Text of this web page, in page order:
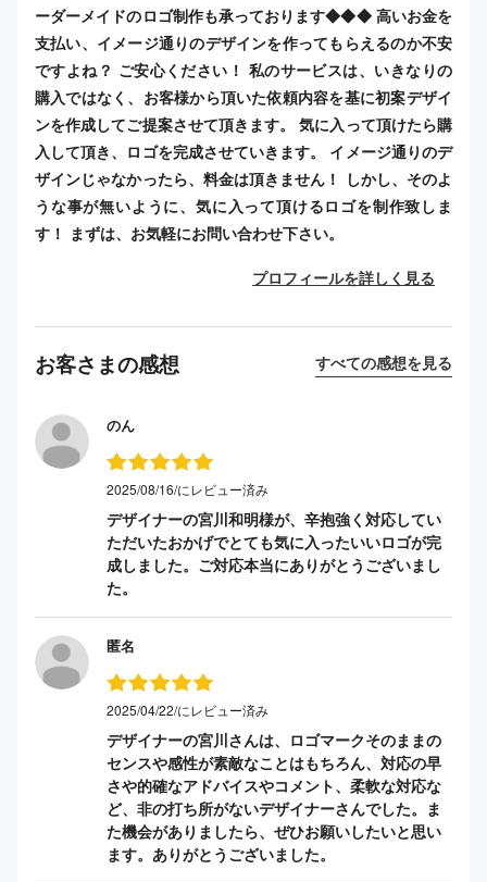
ーダーメイドのロゴ制作も承っております◆◆◆ 高いお金を
支払い、イメージ通りのデザインを作ってもらえるのか不安
ですよね？ ご安心ください！ 私のサービスは、いきなりの
購入ではなく、お客様から頂いた依頼内容を基に初案デザイ
ンを作成してご提案させて頂きます。 気に入って頂けたら購
入して頂き、ロゴを完成させていきます。 イメージ通りのデ
ザインじゃなかったら、料金は頂きません！ しかし、そのよ
うな事が無いように、気に入って頂けるロゴを制作致しま
す！ まずは、お気軽にお問い合わせ下さい。
プロフィールを詳しく見る
お客さまの感想 すべての感想を見る
のん
2025/08/16/にレビュー済み
デザイナーの宮川和明様が、辛抱強く対応してい
ただいたおかげでとても気に入ったいいロゴが完
成しました。ご対応本当にありがとうございまし
た。
匿名
2025/04/22/にレビュー済み
デザイナーの宮川さんは、ロゴマークそのままの
センスや感性が素敵なことはもちろん、対応の早
さや的確なアドバイスやコメント、柔軟な対応な
ど、非の打ち所がないデザイナーさんでした。ま
た機会がありましたら、ぜひお願いしたいと思い
ます。ありがとうございました。